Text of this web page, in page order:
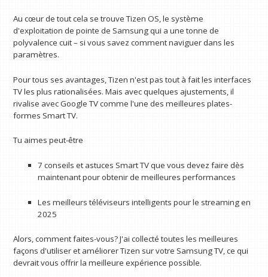
Au cœur de tout cela se trouve Tizen OS, le système
d'exploitation de pointe de Samsung qui a une tonne de
polyvalence cuit – si vous savez comment naviguer dans les
paramètres.
Pour tous ses avantages, Tizen n'est pas tout à fait les interfaces
TV les plus rationalisées. Mais avec quelques ajustements, il
rivalise avec Google TV comme l'une des meilleures plates-
formes Smart TV.
Tu aimes peut-être
7 conseils et astuces Smart TV que vous devez faire dès
maintenant pour obtenir de meilleures performances
Les meilleurs téléviseurs intelligents pour le streaming en
2025
Alors, comment faites-vous? J'ai collecté toutes les meilleures
façons d'utiliser et améliorer Tizen sur votre Samsung TV, ce qui
devrait vous offrir la meilleure expérience possible.